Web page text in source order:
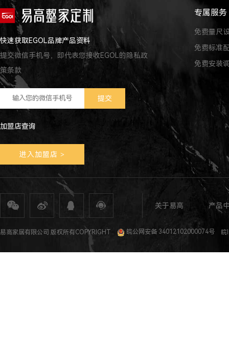
快速获取EGOL品牌产品资料
提交微信手机号，即代表您接收EGOL的隐私政
策条款
加盟店查询
进入加盟店 >
专属服务
免费量尺
免费标准
免费安装
关于易高 产品
全屋定制 定制家具 整体家居 衣柜定制 橱柜定制 全屋定制加盟 全屋整装 全屋定制
易高家居有限公司 版权所有COPYRIGHT 皖公网安备 34012102000074号 皖